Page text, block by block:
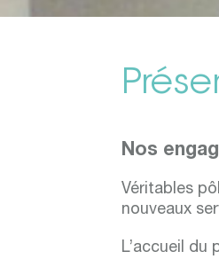
Nos
Véritables
nouveaux
L’accueil du